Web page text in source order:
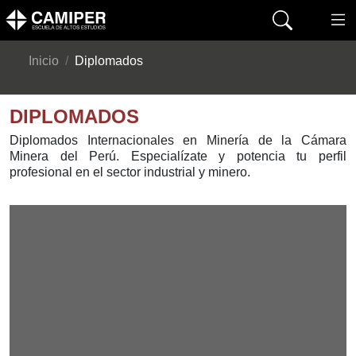
Inicio Diplomados
DIPLOMADOS
Diplomados Internacionales en Minería de la Cámara
Minera del Perú. Especialízate y potencia tu perfil
profesional en el sector industrial y minero.